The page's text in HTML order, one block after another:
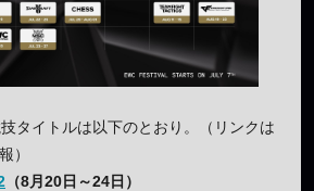
タイトルは以下のとおり。（リンクは
）
（8月20日～24日）